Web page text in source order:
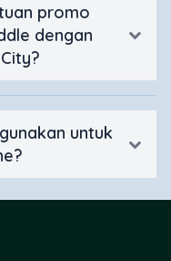
promo
dengan
untuk